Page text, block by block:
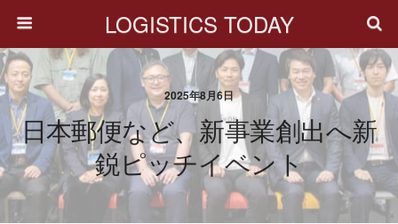
LOGISTICS TODAY
2025年8月6日
日本郵便など、新事業創出へ新
鋭ピッチイベント